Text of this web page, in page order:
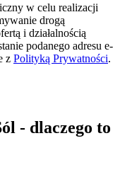
w celu realizacji
drogą
i działalnością
podanego adresu e-
z Polityką Prywatności.
- dlaczego to